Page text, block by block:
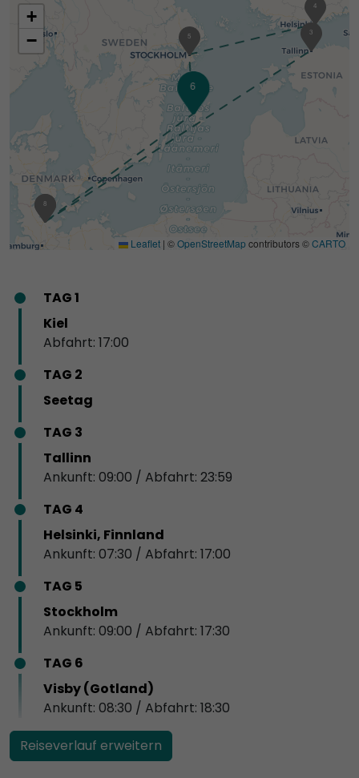
1
3
4
5
6
8
+
−
Leaflet | ©OpenStreetMap contributors ©CARTO
TAG 1
Kiel
Abfahrt: 17:00
TAG 2
Seetag
TAG 3
Tallinn
Ankunft: 09:00 / Abfahrt: 23:59
TAG 4
Helsinki, Finnland
Ankunft: 07:30 / Abfahrt: 17:00
TAG 5
Stockholm
Ankunft: 09:00 / Abfahrt: 17:30
TAG 6
Visby (Gotland)
Ankunft: 08:30 / Abfahrt: 18:30
Reiseverlauf erweitern